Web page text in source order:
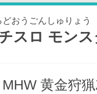
おうごんしゅりょう
ンスター
黄金狩